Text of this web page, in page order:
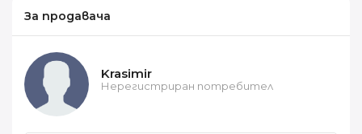
За продавача
Krasimir
Нерегистриран потребител